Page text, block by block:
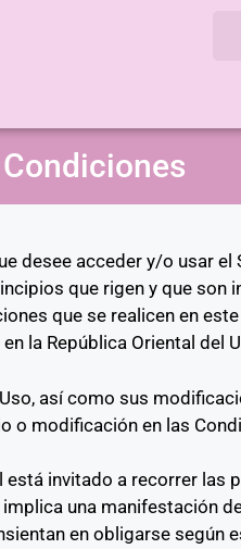
desee acceder y/o usar
que rigen y que son
que se realicen en
la República Oriental del
así como sus
o modificación en las
está invitado a recorrer las
una manifestación
en obligarse